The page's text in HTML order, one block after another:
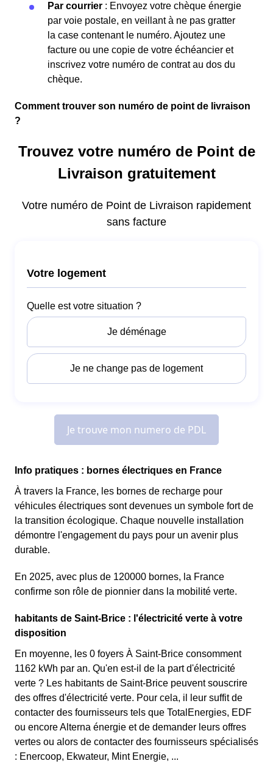
Par courrier : Envoyez votre chèque énergie
par voie postale, en veillant à ne pas gratter
la case contenant le numéro. Ajoutez une
facture ou une copie de votre échéancier et
inscrivez votre numéro de contrat au dos du
chèque.
Comment trouver son numéro de point de livraison
?
Info pratiques : bornes électriques en France
À travers la France, les bornes de recharge pour
véhicules électriques sont devenues un symbole fort de
la transition écologique. Chaque nouvelle installation
démontre l'engagement du pays pour un avenir plus
durable.
En 2025, avec plus de 120000 bornes, la France
confirme son rôle de pionnier dans la mobilité verte.
habitants de Saint-Brice : l'électricité verte à votre
disposition
En moyenne, les 0 foyers À Saint-Brice consomment
1162 kWh par an. Qu'en est-il de la part d'électricité
verte ? Les habitants de Saint-Brice peuvent souscrire
des offres d'électricité verte. Pour cela, il leur suffit de
contacter des fournisseurs tels que TotalEnergies, EDF
ou encore Alterna énergie et de demander leurs offres
vertes ou alors de contacter des fournisseurs spécialisés
: Enercoop, Ekwateur, Mint Energie, ...